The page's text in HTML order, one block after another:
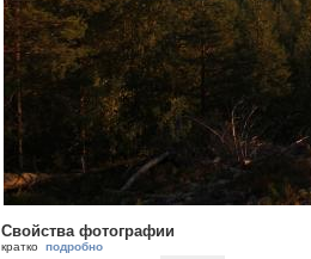
Свойства фотографии
кратко подробно